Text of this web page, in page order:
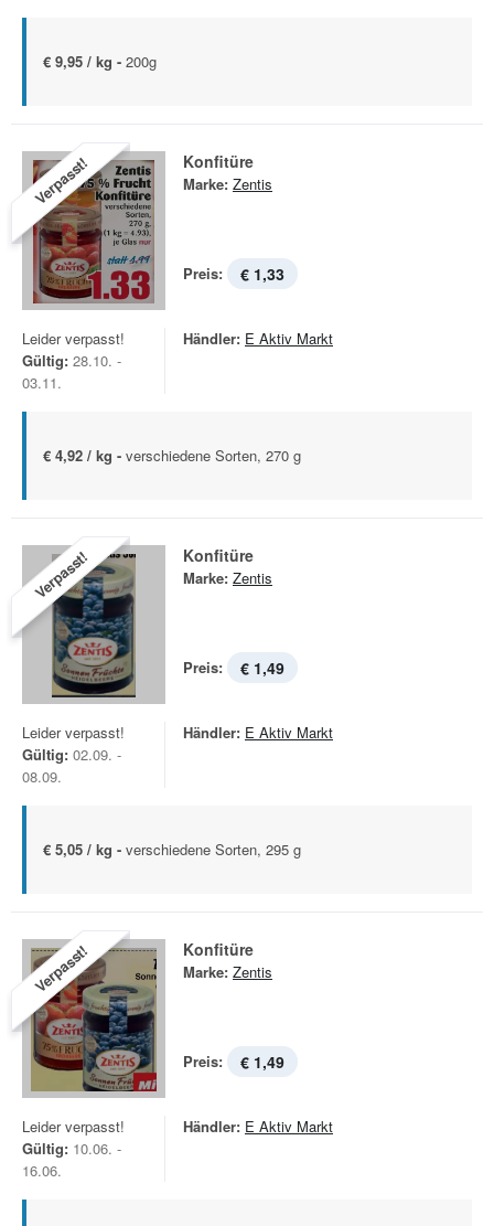
€ 9,95 / kg - 200g
Verpasst! Konfitüre
Marke: Zentis
Preis: € 1,33
Leider verpasst!
Gültig: 28.10. -
03.11.
Händler: E Aktiv Markt
€ 4,92 / kg - verschiedene Sorten, 270 g
Verpasst! Konfitüre
Marke: Zentis
Preis: € 1,49
Leider verpasst!
Gültig: 02.09. -
08.09.
Händler: E Aktiv Markt
€ 5,05 / kg - verschiedene Sorten, 295 g
Verpasst! Konfitüre
Marke: Zentis
Preis: € 1,49
Leider verpasst!
Gültig: 10.06. -
16.06.
Händler: E Aktiv Markt